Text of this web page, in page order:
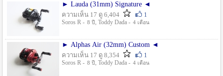
► Lauda (31mm) Signature ◄
ความเห็น 17 ดู 6,404
1
Soros R - 8 ปี , Toddy Dada - 4 เดือน
► Alphas Air (32mm) Custom ◄
ความเห็น 17 ดู 8,354
1
Soros R - 8 ปี , Toddy Dada - 4 เดือน